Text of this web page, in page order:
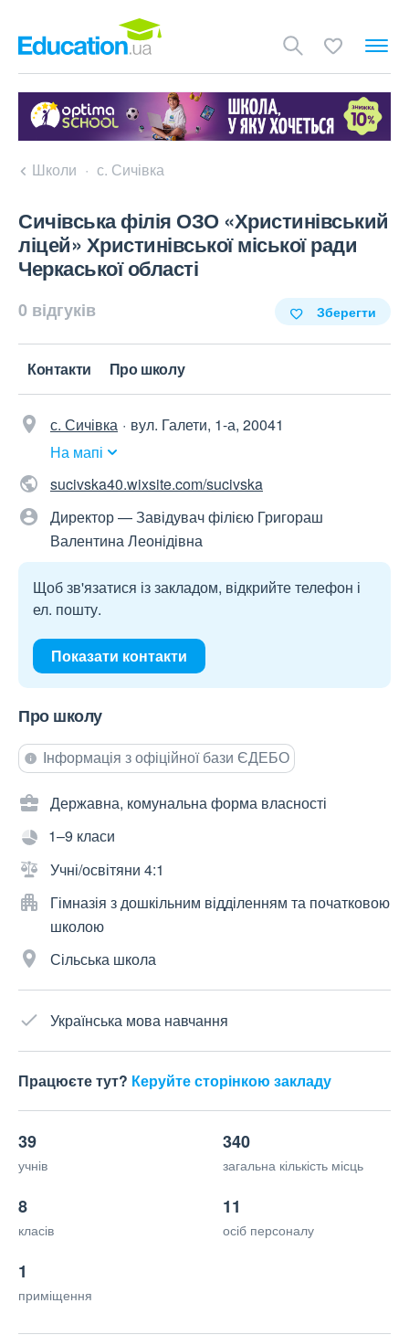
Школи с. Сичівка
Сичівська філія ОЗО «Христинівський
ліцей» Христинівської міської ради
Черкаської області
0 відгуків Зберегти
Контакти Про школу
с. Сичівка
вул. Галети, 1-а, 20041
На мапі
sucivska40.wixsite.com/sucivska
Директор — Завідувач філією Григораш
Валентина Леонідівна
Щоб зв'язатися із закладом, відкрийте телефон і
ел. пошту.
Показати контакти
Про школу
Інформація з офіційної бази ЄДЕБО
Державна, комунальна форма власності
1–9 класи
Учні/освітяни 4:1
Гімназія з дошкільним відділенням та початковою
школою
Сільська школа
Українська мова навчання
Працюєте тут? Керуйте сторінкою закладу
39
учнів
340
загальна кількість місць
8
класів
11
осіб персоналу
1
приміщення